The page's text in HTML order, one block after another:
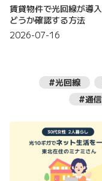
賃貸物件で光回線が導
どうか確認する方法
2026-07-16
#光回線
#通